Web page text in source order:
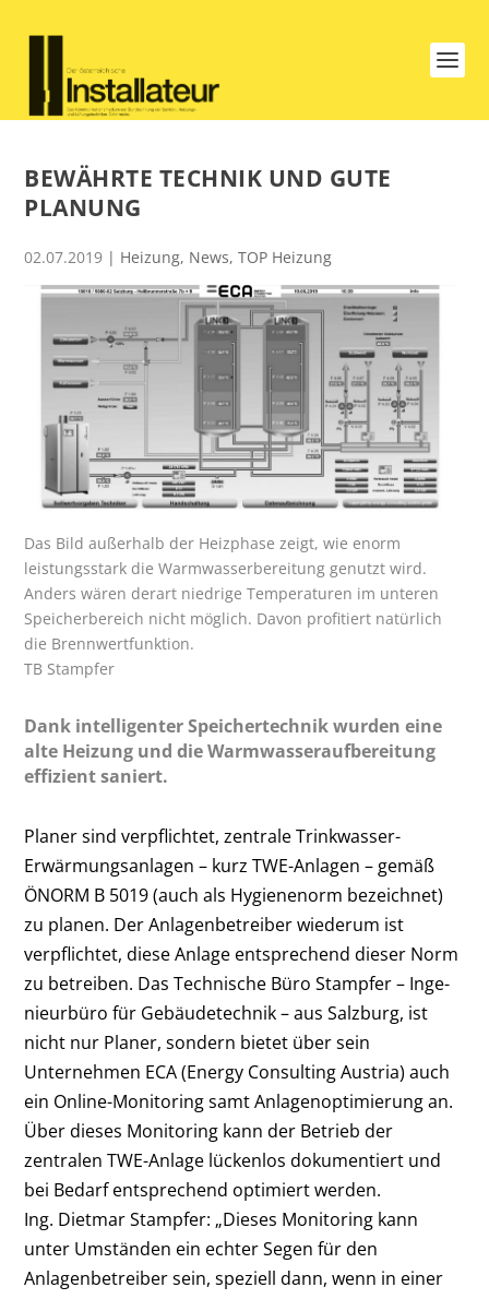
BEWÄHRTE TECHNIK UND GUTE
PLANUNG
02.07.2019 | Heizung, News,TOP Heizung
Das Bild außerhalb der Heizphase zeigt, wie enorm
leistungsstark die Warmwasserbereitung genutzt wird.
Anders wären derart niedrige Temperaturen im unteren
Speicherbereich nicht möglich. Davon profitiert ­natürlich
die Brennwertfunktion.
TB Stampfer
Dank intelligenter Speichertechnik wurden eine
alte Heizung und die Warmwasseraufbereitung
effizient saniert.
Planer sind verpflichtet, zentrale Trinkwasser-
Erwärmungsanlagen – kurz TWE-Anlagen – gemäß
ÖNORM B 5019 (auch als Hygienenorm bezeichnet)
zu ­planen. Der Anlagenbetreiber wiederum ist
verpflichtet, diese Anlage entsprechend ­dieser Norm
zu betreiben. Das Technische Büro Stampfer – Inge­
nieurbüro für Gebäudetechnik – aus Salzburg, ist
nicht nur Planer, sondern bietet über sein
Unternehmen ECA (Energy Consulting Austria) auch
ein Online-Monitoring samt Anlagenoptimierung an.
Über dieses Monitoring kann der Betrieb der
zentralen TWE-Anlage lückenlos dokumentiert und
bei ­Bedarf entsprechend optimiert werden.
Ing. Dietmar Stampfer: „Dieses Monitoring kann
unter Umständen ein echter Segen für den
Anlagenbetreiber sein, speziell dann, wenn in einer